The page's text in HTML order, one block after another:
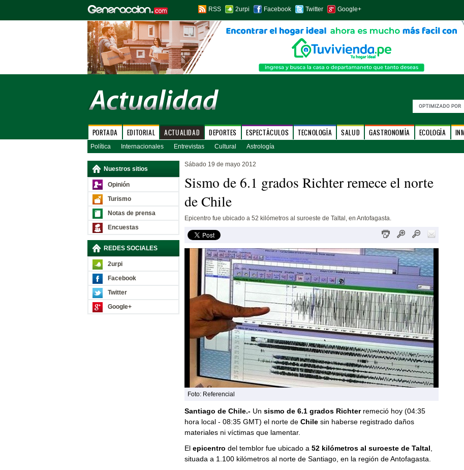
RSS 2urpi Facebook Twitter Google+
PORTADA EDITORIAL ACTUALIDAD DEPORTES ESPECTÁCULOS TECNOLOGÍA SALUD GASTRONOMÍA ECOLOGÍA
Política Internacionales Entrevistas Cultural Astrología
Nuestros sitios
Opinión
Turismo
Notas de prensa
Encuestas
REDES SOCIALES
2urpi
Facebook
Twitter
Google+
Sábado 19 de mayo 2012
Sismo de 6.1 grados Richter remece el norte
de Chile
Epicentro fue ubicado a 52 kilómetros al suroeste de Taltal, en Antofagasta.
Foto: Referencial
Santiago de Chile.-Un sismo de 6.1 grados Richterremeció hoy (04:35
hora local - 08:35 GMT) el norte de Chilesin haberse registrado daños
materiales ni víctimas que lamentar.
El epicentro del temblor fue ubicado a 52 kilómetros al suroeste de Taltal
situada a 1.100 kilómetros al norte de Santiago, en la región de Antofagasta.